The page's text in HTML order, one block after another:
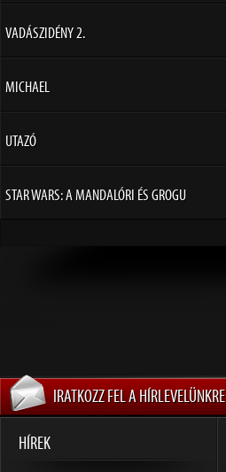
VADÁSZIDÉNY 2.
MICHAEL
UTAZÓ
STAR WARS: A MANDALÓRI ÉS GROGU
IRATKOZZ FEL A HÍRLEVELÜNKRE
HÍREK